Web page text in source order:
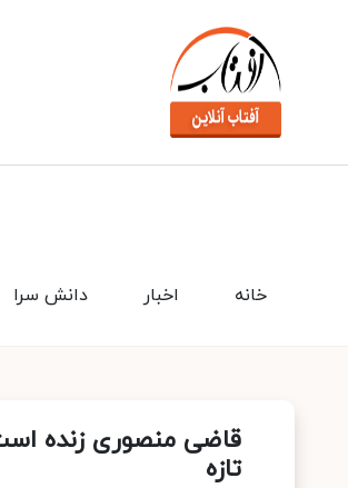
دانش سرا اخبار خانه
قاضی منصوری زنده‌
تازه